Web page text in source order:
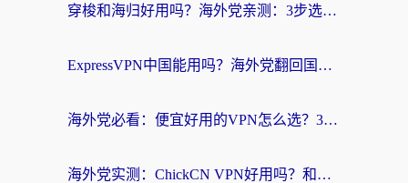
穿梭和海归好用吗？海外党亲测：3步选对回国加速器，无缝刷国内剧玩手游
ExpressVPN中国能用吗？海外党翻回国内的加速器选择指南（附番茄加速器实测）
海外党必看：便宜好用的VPN怎么选？3步解决回国访问难题+Steam改区技巧
海外党实测：ChickCN VPN好用吗？和OurPlay VPN对比哪个回国效果更好？附避坑指南